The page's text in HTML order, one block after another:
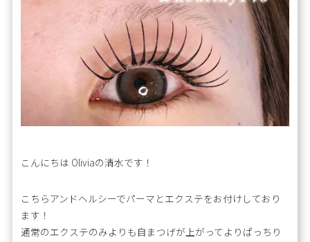
こんにちは Oliviaの清水です！
こちらアンドヘルシーでパーマとエクステをお付けしており
ます！
通常のエクステのみよりも自まつげが上がってよりぱっちり